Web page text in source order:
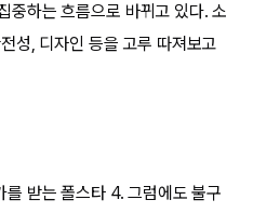
중하는 흐름으로 바뀌고 있다. 소
성, 디자인 등을 고루 따져보고
받는 폴스타 4. 그럼에도 불구